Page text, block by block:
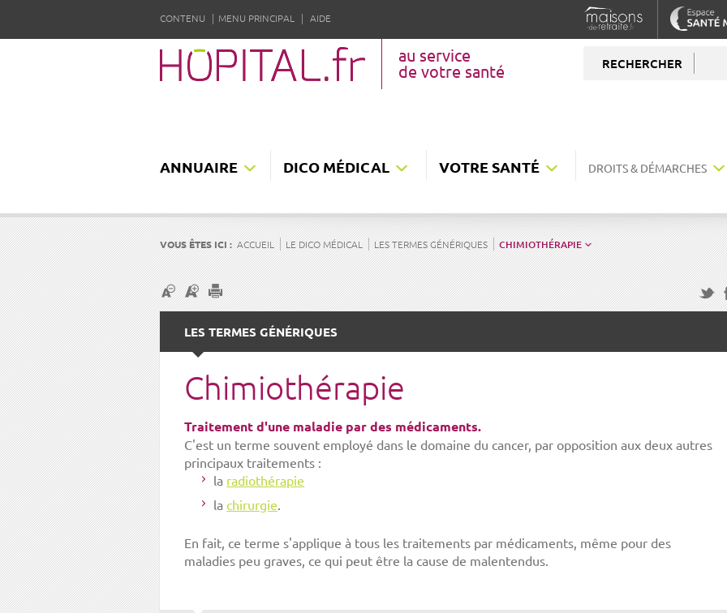
CONTENU MENU PRINCIPAL AIDE
au service
de votre santé
RECHERCHER
ANNUAIRE DICO MÉDICAL VOTRE SANTÉ DROITS & DÉMARCHES
VOUS ÊTES ICI : ACCUEIL LE DICO MÉDICAL LES TERMES GÉNÉRIQUES CHIMIOTHÉRAPIE
LES TERMES GÉNÉRIQUES
Chimiothérapie
Traitement d'une maladie par des médicaments.
C'est un terme souvent employé dans le domaine du cancer, par opposition aux deux autres
principaux traitements :
la radiothérapie
lachirurgie.
En fait, ce terme s'applique à tous les traitements par médicaments, même pour des
maladies peu graves, ce qui peut être la cause de malentendus.